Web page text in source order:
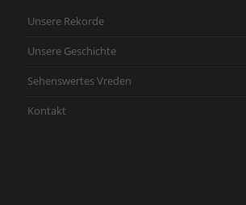
Unsere Rekorde
Unsere Geschichte
Sehenswertes Vreden
Kontakt